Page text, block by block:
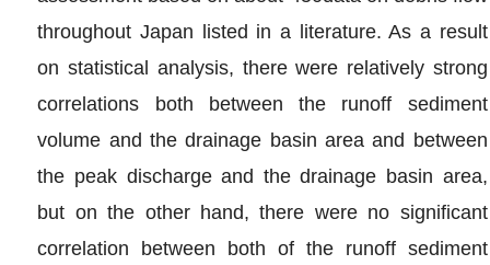
throughout Japan listed in a literature. As a result
on statistical analysis, there were relatively strong
correlations both between the runoff sediment
volume and the drainage basin area and between
the peak discharge and the drainage basin area,
but on the other hand, there were no significant
correlation between both of the runoff sediment